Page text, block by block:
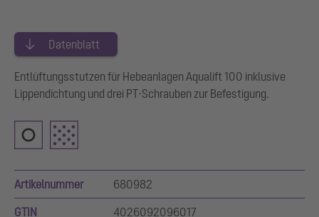
Datenblatt
Entlüftungsstutzen für Hebeanlagen Aqualift 100 inklusive
Lippendichtung und drei PT-Schrauben zur Befestigung.
Artikelnummer 680982
GTIN 4026092096017